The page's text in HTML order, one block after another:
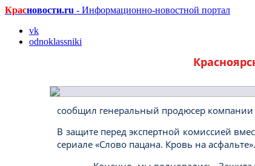
Красновости.ru - Информационно-новостной портал
vk
odnoklassniki
сообщил генеральный продюсер
В защите перед экспертной комиссией
сериале «Слово пацана. Кровь на